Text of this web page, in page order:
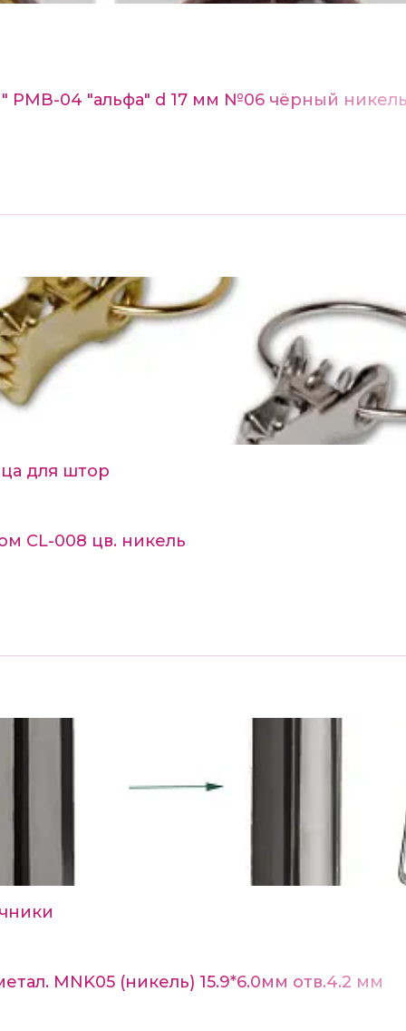
РМВ-04 "альфа" d 17 мм №06 чёрный
для штор
CL-008 цв. никель
MNK05 (никель) 15.9*6.0мм отв.4.2 мм